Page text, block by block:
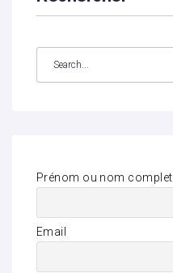
Prénom ou nom complet
Email